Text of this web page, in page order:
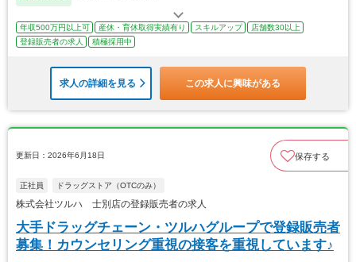
年収500万円以上可 産休・育休取得実績有り スキルアップ
店舗数30以上
登録販売者の求人
積極採用中
求人の詳細を見る この求人に興味がある
更新日：2026年6月18日 保存する
正社員 ドラッグストア（OTCのみ）
株式会社ツルハ 士別店の登録販売者の求人
大手ドラッグチェーン・ツルハグループで登録販売者
募集！カウンセリング重視の接客を重視しています♪